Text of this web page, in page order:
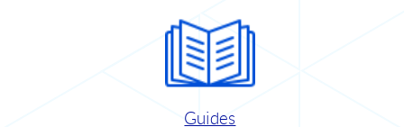
Guides